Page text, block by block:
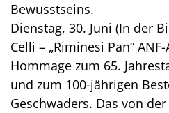
Bewusstseins.
Dienstag, 30. Juni (In der
Celli – „Riminesi Pan“
Hommage zum 65.
und zum 100-jährigen
Geschwaders. Das von